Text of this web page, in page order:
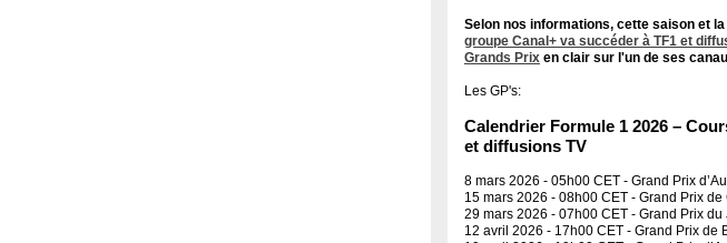
Selon nos informations, cette saison et
groupe Canal+ va succéder à TF1 et
Grands Prix en clair sur l'un de ses
Les GP's:
Calendrier Formule 1 2026 –
et diffusions TV
8 mars 2026 - 05h00 CET - Grand Prix
15 mars 2026 - 08h00 CET - Grand Prix
29 mars 2026 - 07h00 CET - Grand Prix
12 avril 2026 - 17h00 CET - Grand Prix de